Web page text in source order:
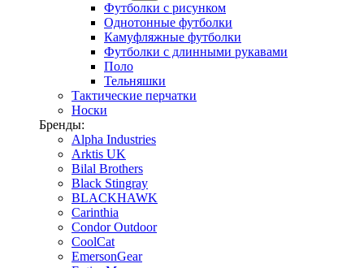
Футболки с рисунком
Однотонные футболки
Камуфляжные футболки
Футболки с длинными рукавами
Поло
Тельняшки
Тактические перчатки
Носки
Бренды:
Alpha Industries
Arktis UK
Bilal Brothers
Black Stingray
BLACKHAWK
Carinthia
Condor Outdoor
CoolCat
EmersonGear